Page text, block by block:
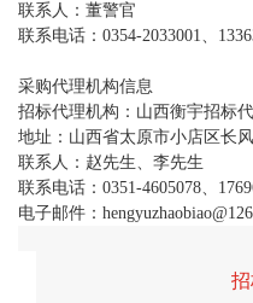
联系人：董警官
联系电话：0354-2033001、
采购代理机构信息
招标代理机构：山西衡宇招标
地址：山西省太原市小店区长
联系人：赵先生、李先生
联系电话：0351-4605078、
电子邮件：